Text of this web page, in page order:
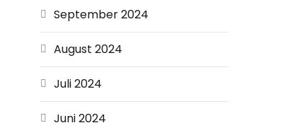
September 2024
August 2024
Juli 2024
Juni 2024